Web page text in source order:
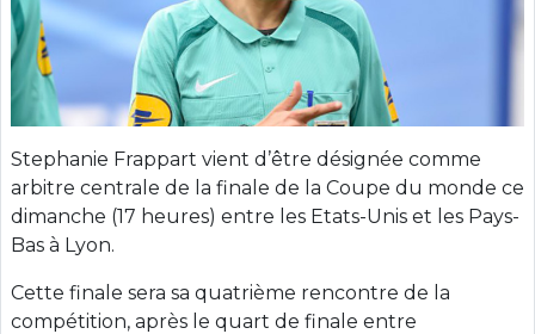
Stephanie Frappart vient d’être désignée comme
arbitre centrale de la finale de la Coupe du monde ce
dimanche (17 heures) entre les Etats-Unis et les Pays-
Bas à Lyon.
Cette finale sera sa quatrième rencontre de la
compétition, après le quart de finale entre